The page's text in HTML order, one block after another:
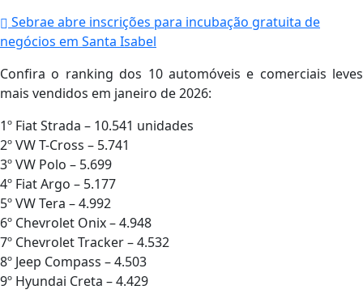
Sebrae abre inscrições para incubação gratuita de
negócios em Santa Isabel
Confira o ranking dos 10 automóveis e comerciais leves
mais vendidos em janeiro de 2026:
1º Fiat Strada – 10.541 unidades
2º VW T-Cross – 5.741
3º VW Polo – 5.699
4º Fiat Argo – 5.177
5º VW Tera – 4.992
6º Chevrolet Onix – 4.948
7º Chevrolet Tracker – 4.532
8º Jeep Compass – 4.503
9º Hyundai Creta – 4.429